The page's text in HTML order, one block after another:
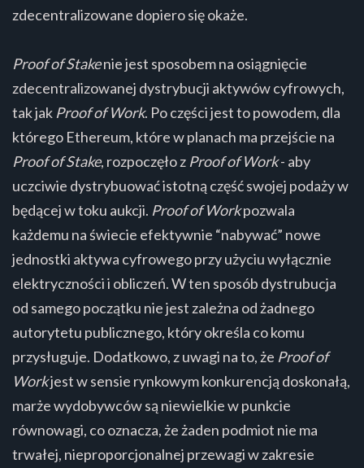
zdecentralizowane dopiero się okaże.
Proof of Stakenie jest sposobem na osiągnięcie
zdecentralizowanej dystrybucji aktywów cyfrowych,
tak jak Proof of Work. Po części jest to powodem, dla
którego Ethereum, które w planach ma przejście na
Proof of Stake, rozpoczęło z Proof of Work- aby
uczciwie dystrybuować istotną część swojej podaży w
będącej w toku aukcji. Proof of Workpozwala
każdemu na świecie efektywnie “nabywać” nowe
jednostki aktywa cyfrowego przy użyciu wyłącznie
elektryczności i obliczeń. W ten sposób dystrubucja
od samego początku nie jest zależna od żadnego
autorytetu publicznego, który określa co komu
przysługuje. Dodatkowo, z uwagi na to, że Proof of
Workjest w sensie rynkowym konkurencją doskonałą,
marże wydobywców są niewielkie w punkcie
równowagi, co oznacza, że żaden podmiot nie ma
trwałej, nieproporcjonalnej przewagi w zakresie